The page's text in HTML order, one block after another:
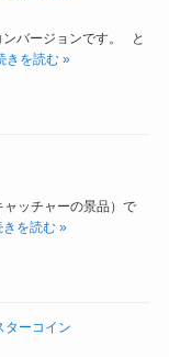
バージョンです。 と
きを読む »
ッチャーの景品）で
きを読む »
ターコイン